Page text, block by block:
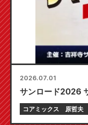
2026.07.01
サンロード2026
コアミックス 原哲夫